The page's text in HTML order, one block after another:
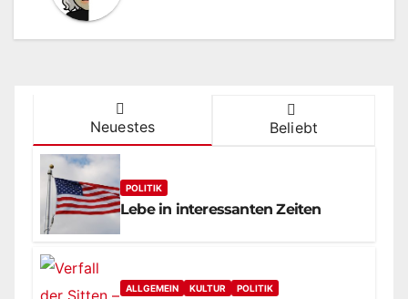
Neuestes Beliebt
POLITIK
Lebe in interessanten Zeiten
ALLGEMEIN KULTUR POLITIK